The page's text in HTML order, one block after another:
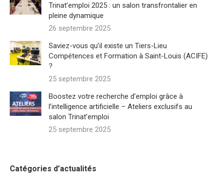
Trinat’emploi 2025 : un salon transfrontalier en
pleine dynamique
26 septembre 2025
Saviez-vous qu’il existe un Tiers-Lieu
Compétences et Formation à Saint-Louis (ACIFE)
?
25 septembre 2025
Boostez votre recherche d’emploi grâce à
l’intelligence artificielle – Ateliers exclusifs au
salon Trinat’emploi
25 septembre 2025
Catégories d’actualités